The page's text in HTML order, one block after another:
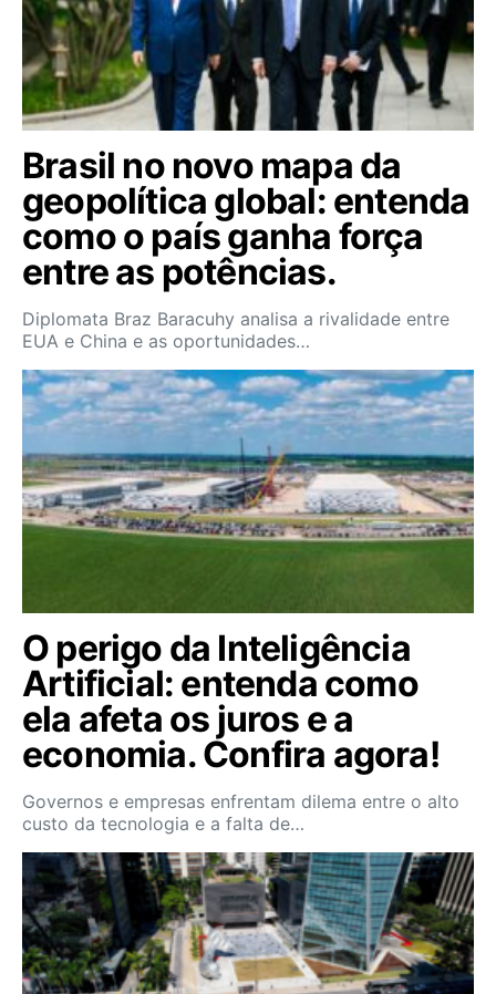
Brasil no novo mapa da
geopolítica global: entenda
como o país ganha força
entre as potências.
Diplomata Braz Baracuhy analisa a rivalidade entre
EUA e China e as oportunidades…
O perigo da Inteligência
Artificial: entenda como
ela afeta os juros e a
economia. Confira agora!
Governos e empresas enfrentam dilema entre o alto
custo da tecnologia e a falta de…